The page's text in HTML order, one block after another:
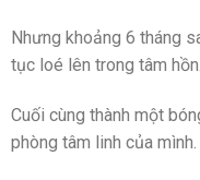
Nhưng khoảng 6 tháng
tục loé lên trong tâm hồn.
Cuối cùng thành một
phòng tâm linh của mình.